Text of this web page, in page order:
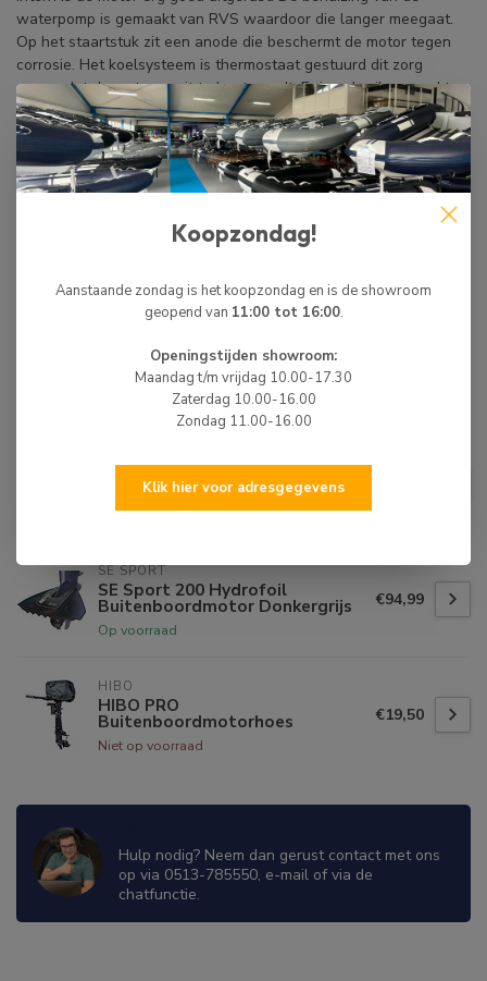
waterpomp is gemaakt van RVS waardoor die langer meegaat.
Op het staartstuk zit een anode die beschermt de motor tegen
corrosie. Het koelsysteem is thermostaat gestuurd dit zorg
ervoor dat de motor nooit te heet wordt. Er is gebruik gemaakt
van een hoogwaardige aluminiumlegering en alle interne
passages zijn gecoat met zink waardoor de motor intern
beschermt is tegen corrosie.
Veiligheidstoepassingen
Oliedruk indicator
neutrale stand staat)
Toerenbegrenzer
BIJPASSENDE ARTIKELEN
Trolley PU Wielen
Op voorraad
SE SPORT
SE Sport 200 Hydrofoil
Buitenboordmotor Donkergrijs
Op voorraad
€94,99
HIBO
HIBO PRO
Buitenboordmotorhoes
Niet op voorraad
€19,50
Hulp nodig? Neem dan gerust contact met ons
op via 0513-785550, e-mail of via de
chatfunctie.
Koopzondag!
Aanstaande zondag is het koopzondag en is de showroom
geopend van 11:00 tot 16:00.
Openingstijden showroom:
Maandag t/m vrijdag 10.00-17.30
Zaterdag 10.00-16.00
Zondag 11.00-16.00
Klik hier voor adresgegevens